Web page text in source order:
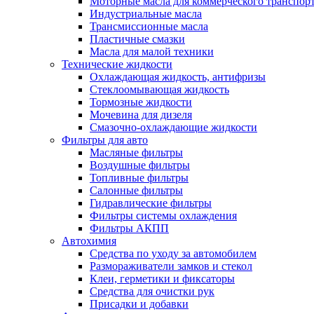
Индустриальные масла
Трансмиссионные масла
Пластичные смазки
Масла для малой техники
Технические жидкости
Охлаждающая жидкость, антифризы
Стеклоомывающая жидкость
Тормозные жидкости
Мочевина для дизеля
Смазочно-охлаждающие жидкости
Фильтры для авто
Масляные фильтры
Воздушные фильтры
Топливные фильтры
Салонные фильтры
Гидравлические фильтры
Фильтры системы охлаждения
Фильтры АКПП
Автохимия
Средства по уходу за автомобилем
Размораживатели замков и стекол
Клеи, герметики и фиксаторы
Средства для очистки рук
Присадки и добавки